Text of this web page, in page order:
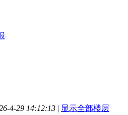
4-29 14:12:13 | 显示全部楼层